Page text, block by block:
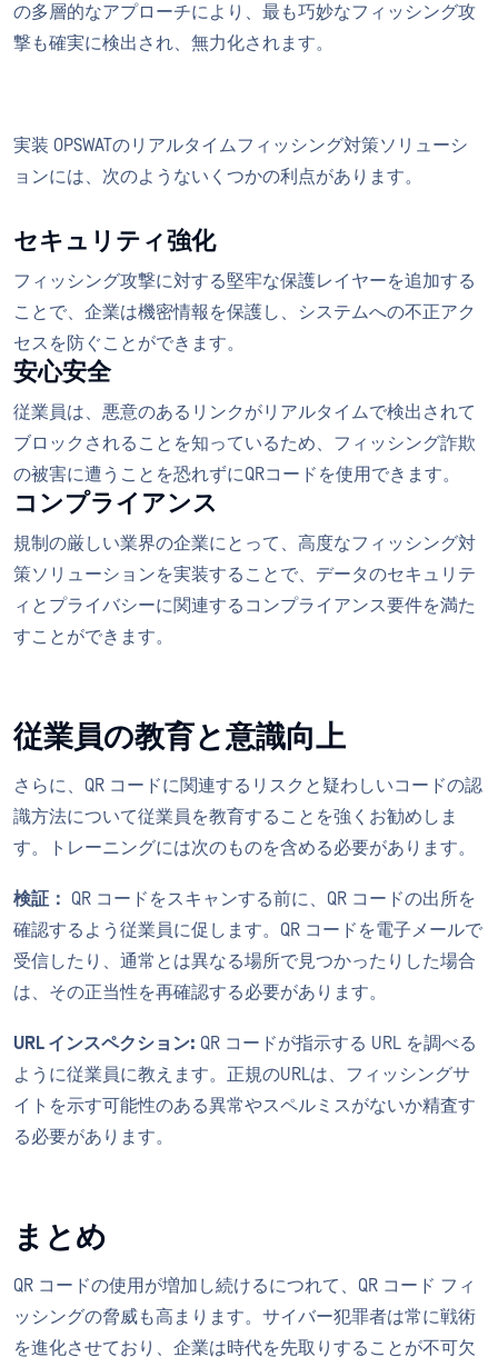
の多層的なアプローチにより、最も巧妙なフィッシング攻
撃も確実に検出され、無力化されます。
実装 OPSWATのリアルタイムフィッシング対策ソリューシ
ョンには、次のようないくつかの利点があります。
セキュリティ強化
フィッシング攻撃に対する堅牢な保護レイヤーを追加する
ことで、企業は機密情報を保護し、システムへの不正アク
セスを防ぐことができます。
安心安全
従業員は、悪意のあるリンクがリアルタイムで検出されて
ブロックされることを知っているため、フィッシング詐欺
の被害に遭うことを恐れずにQRコードを使用できます。
コンプライアンス
規制の厳しい業界の企業にとって、高度なフィッシング対
策ソリューションを実装することで、データのセキュリテ
ィとプライバシーに関連するコンプライアンス要件を満た
すことができます。
従業員の教育と意識向上
さらに、QR コードに関連するリスクと疑わしいコードの認
識方法について従業員を教育することを強くお勧めしま
す。トレーニングには次のものを含める必要があります。
検証：
QR コードをスキャンする前に、QR コードの出所を
確認するよう従業員に促します。QR コードを電子メールで
受信したり、通常とは異なる場所で見つかったりした場合
は、その正当性を再確認する必要があります。
URL インスペクション: QR コードが指示する URL を調べる
ように従業員に教えます。正規のURLは、フィッシングサ
イトを示す可能性のある異常やスペルミスがないか精査す
る必要があります。
まとめ
QR コードの使用が増加し続けるにつれて、QR コード フィ
ッシングの脅威も高まります。サイバー犯罪者は常に戦術
を進化させており、企業は時代を先取りすることが不可欠